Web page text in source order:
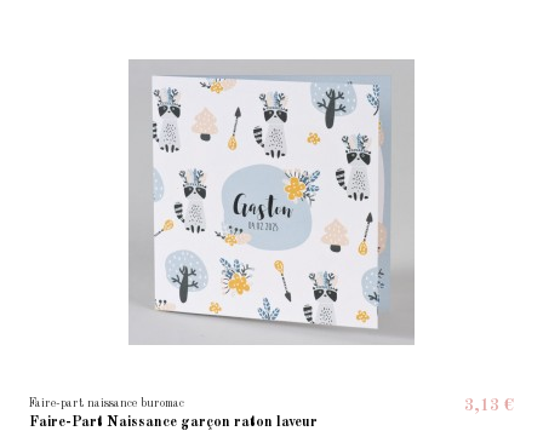
Faire-part naissance buromac
Faire-Part Naissance garçon raton laveur
3,13 €